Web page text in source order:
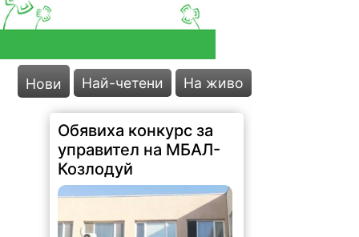
Нови Най-четени На живо
Обявиха конкурс за
управител на МБАЛ-
Козлодуй